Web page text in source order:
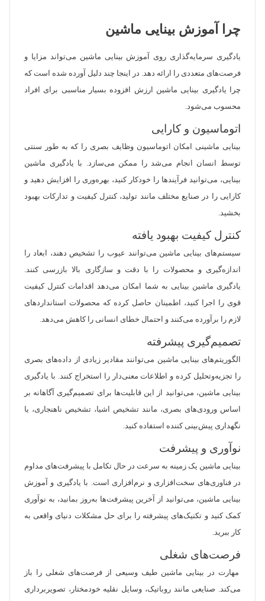
چرا آموزش بینایی ماشین
یادگیری سرمایه‌گذاری روی آموزش بینایی ماشین می‌تواند مزایا و
فرصت‌های متعددی را ارائه دهد. در اینجا چند دلیل آورده شده است که
چرا یادگیری بینایی ماشین ارزش افزوده بسیار مناسبی برای افراد
محسوب می‌شود.
اتوماسیون و کارایی
بینایی ماشینی امکان اتوماسیون وظایف بصری را که به طور سنتی
توسط انسان انجام می‌شد را ممکن می‌سازد. با یادگیری ماشین
بینایی، می‌توانید فرآیندها را خودکار کنید، بهره‌وری را افزایش دهید و
کارایی را در صنایع مختلف مانند تولید، کنترل کیفیت و تدارکات بهبود
بخشید.
کنترل کیفیت بهبود یافته
سیستم‌های بینایی ماشین می‌توانند عیوب را تشخیص دهند، ابعاد را
اندازه‌گیری و محصولات را با دقت و سازگاری بالا بازرسی کنند.
یادگیری ماشین بینایی به شما امکان می‌دهد اقدامات کنترل کیفیت
قوی را اجرا کنید، اطمینان حاصل کرده که محصولات استانداردهای
لازم را برآورده می‌کنند و احتمال خطای انسانی را کاهش می‌دهد.
تصمیم‌گیری پیشرفته
الگوریتم‌های بینایی ماشین می‌توانند مقادیر زیادی از داده‌های بصری
را تجزیه‌وتحلیل کرده و اطلاعات معنی‌دار را استخراج کنند. با یادگیری
بینایی ماشین، می‌توانید از این قابلیت‌ها برای تصمیم‌گیری آگاهانه بر
اساس ورودی‌های بصری، مانند تشخیص اشیا، تشخیص ناهنجاری، یا
نگهداری پیش‌بینی کننده استفاده کنید.
نوآوری و پیشرفت
بینایی ماشین یک زمینه به سرعت در حال تکامل با پیشرفت‌های مداوم
در فناوری‌های سخت‌افزاری و نرم‌افزاری است. با یادگیری و آموزش
بینایی ماشین، می‌توانید از آخرین پیشرفت‌ها به‌روز بمانید، به نوآوری
کمک کنید و تکنیک‌های پیشرفته را برای حل مشکلات دنیای واقعی به
کار ببرید.
فرصت‌های شغلی
مهارت در بینایی ماشین طیف وسیعی از فرصت‌های شغلی را باز
می‌کند. صنایعی مانند روباتیک، وسایل نقلیه خودمختار، تصویربرداری